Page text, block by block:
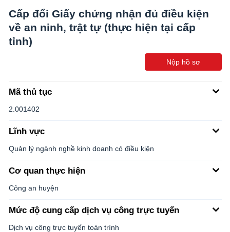
Cấp đổi Giấy chứng nhận đủ điều kiện
về an ninh, trật tự (thực hiện tại cấp
tỉnh)
Nộp hồ sơ
Mã thủ tục
2.001402
Lĩnh vực
Quản lý ngành nghề kinh doanh có điều kiện
Cơ quan thực hiện
Công an huyện
Mức độ cung cấp dịch vụ công trực tuyến
Dịch vụ công trực tuyến toàn trình